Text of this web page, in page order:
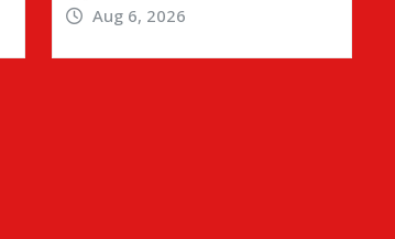
Aug 6, 2026